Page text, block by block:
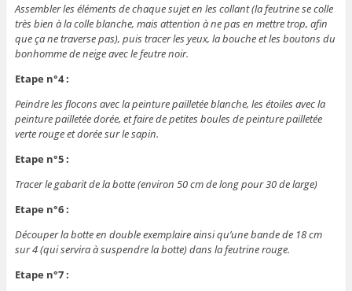
Assembler les éléments de chaque sujet en les collant (la feutrine se colle
très bien à la colle blanche, mais attention à ne pas en mettre trop, afin
que ça ne traverse pas), puis tracer les yeux, la bouche et les boutons du
bonhomme de neige avec le feutre noir.
Etape n°4 :
Peindre les flocons avec la peinture pailletée blanche, les étoiles avec la
peinture pailletée dorée, et faire de petites boules de peinture pailletée
verte rouge et dorée sur le sapin.
Etape n°5 :
Tracer le gabarit de la botte (environ 50 cm de long pour 30 de large)
Etape n°6 :
Découper la botte en double exemplaire ainsi qu’une bande de 18 cm
sur 4 (qui servira à suspendre la botte) dans la feutrine rouge.
Etape n°7 :